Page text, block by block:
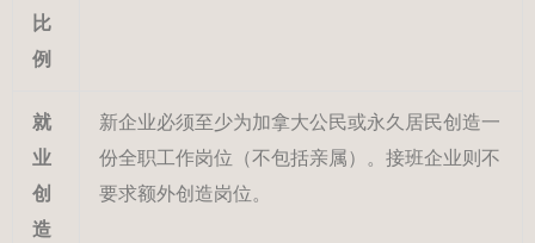
比
例
就
业
创
造
新企业必须至少为加拿大公民或永久居民创造一
份全职工作岗位（不包括亲属）。接班企业则不
要求额外创造岗位。